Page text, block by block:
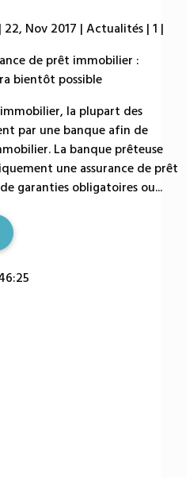
Nov 2017 | Actualités | 1 |
de prêt immobilier :
bientôt possible
la plupart des
par une banque afin de
La banque prêteuse
une assurance de prêt
garanties obligatoires ou...